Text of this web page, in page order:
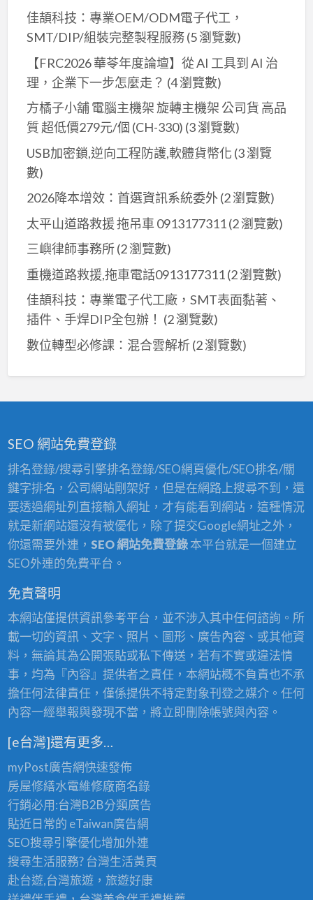
佳頡科技：專業OEM/ODM電子代工，
SMT/DIP/組裝完整製程服務(5 瀏覽數)
【FRC2026 華苓年度論壇】從 AI 工具到 AI 治
理，企業下一步怎麼走？ (4 瀏覽數)
方橘子小舖 電腦主機架 旋轉主機架 公司貨 高品
質 超低價279元/個 (CH-330) (3 瀏覽數)
USB加密鎖,逆向工程防護,軟體貨幣化 (3 瀏覽
數)
2026降本增效：首選資訊系統委外(2 瀏覽數)
太平山道路救援 拖吊車 0913177311(2 瀏覽數)
三嶼律師事務所(2 瀏覽數)
重機道路救援,拖車電話0913177311(2 瀏覽數)
佳頡科技：專業電子代工廠，SMT表面黏著、
插件、手焊DIP全包辦！ (2 瀏覽數)
數位轉型必修課：混合雲解析(2 瀏覽數)
SEO 網站免費登錄
排名登錄/搜尋引擎排名登錄/SEO網頁優化/SEO排名/關
鍵字排名，公司網站剛架好，但是在網路上搜尋不到，還
要透過網址列直接輸入網址，才有能看到網站，這種情況
就是新網站還沒有被優化，除了提交Google網址之外，
你還需要外連， SEO 網站免費登錄本平台就是一個建立
SEO外連的免費平台。
免責聲明
本網站僅提供資訊參考平台，並不涉入其中任何諮詢。所
載一切的資訊、文字、照片、圖形、廣告內容、或其他資
料，無論其為公開張貼或私下傳送，若有不實或違法情
事，均為『內容』提供者之責任，本網站概不負責也不承
擔任何法律責任，僅係提供不特定對象刊登之媒介。任何
內容一經舉報與發現不當，將立即刪除帳號與內容。
[e台灣]還有更多…
myPost廣告網快速發佈
房屋修繕水電維修廠商名錄
行銷必用:台灣B2B分類廣告
貼近日常的 eTaiwan廣告網
SEO搜尋引擎優化增加外連
搜尋生活服務? 台灣生活黃頁
赴台遊,台灣旅遊，旅遊好康